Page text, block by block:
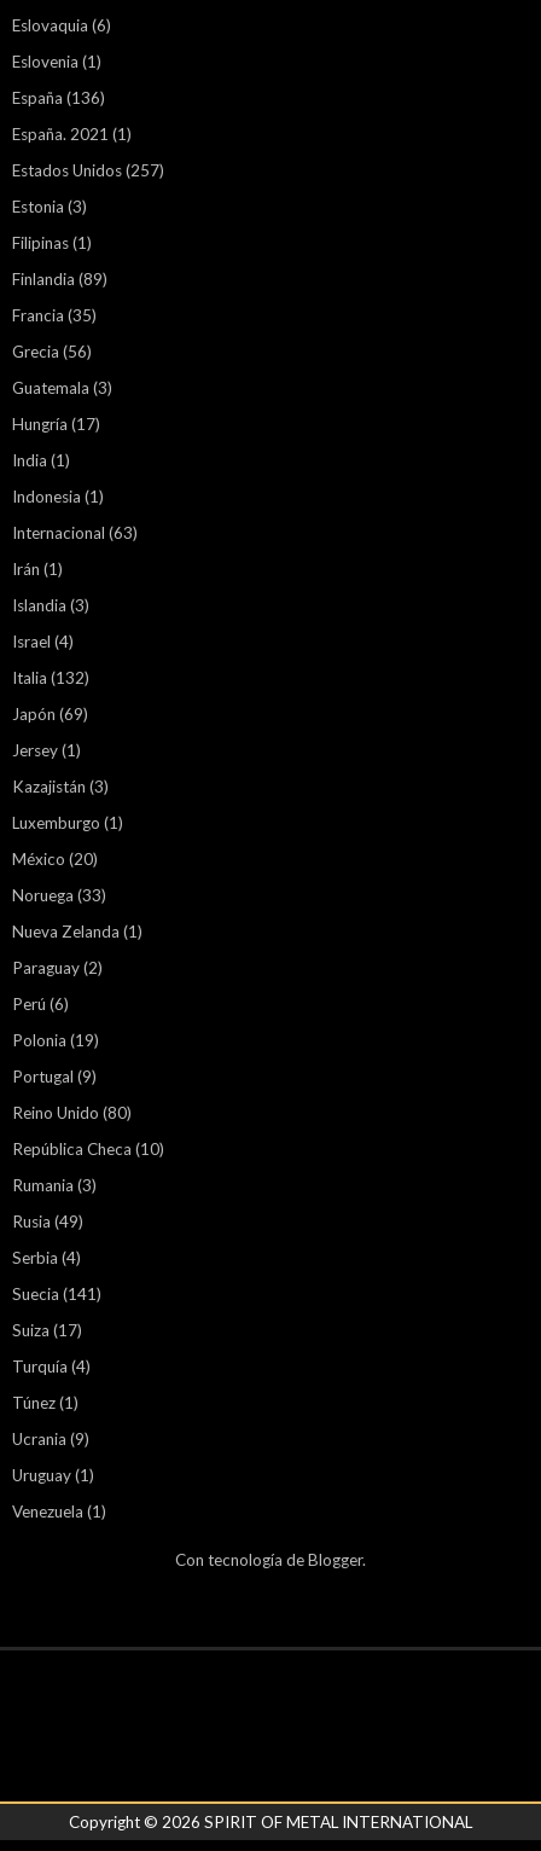
Eslovaquia (6)
Eslovenia (1)
España (136)
España. 2021 (1)
Estados Unidos(257)
Estonia (3)
Filipinas(1)
Finlandia (89)
Francia (35)
Grecia (56)
Guatemala (3)
Hungría (17)
India (1)
Indonesia (1)
Internacional (63)
Irán (1)
Islandia (3)
Israel (4)
Italia (132)
Japón (69)
Jersey(1)
Kazajistán (3)
Luxemburgo (1)
México (20)
Noruega (33)
Nueva Zelanda (1)
Paraguay(2)
Perú (6)
Polonia (19)
Portugal (9)
Reino Unido (80)
República Checa (10)
Rumania (3)
Rusia (49)
Serbia (4)
Suecia (141)
Suiza (17)
Turquía (4)
Túnez(1)
Ucrania (9)
Uruguay(1)
Venezuela (1)
Con tecnología deBlogger.
Copyright © 2026 SPIRIT OF METAL INTERNATIONAL